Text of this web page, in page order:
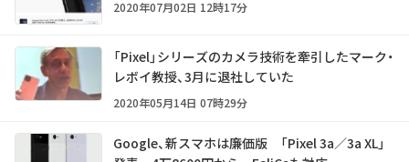
2020年07月02日 12時17分
「Pixel」シリーズのカメラ技術を牽引したマーク・
レボイ教授、3月に退社していた
2020年05月14日 07時29分
Google、新スマホは廉価版 「Pixel 3a／3a XL」